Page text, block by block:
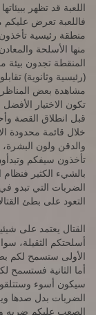
اللعبة قد تظهر
فاللعبة تعرض
منطقة رئيسية تأخذون
منها الأسلحة
المنقطة تجدون
(رئيسية وثانوية)
تكون الاختيار الأفضل
قبل انطلاق القصة
خلال قائمة محدودة
والدقن ولون
تأخذون سيفكم
بالشيء الكثير
الضربات التي تبدو
التعود على بطئ
القتال يعتمد على
أسلحتكم الثقيلة،
الأولى ستسمح لكم
أما الثانية
سيكون أسوء
الضربات بدل صدها
الصعب عليكم ضربه